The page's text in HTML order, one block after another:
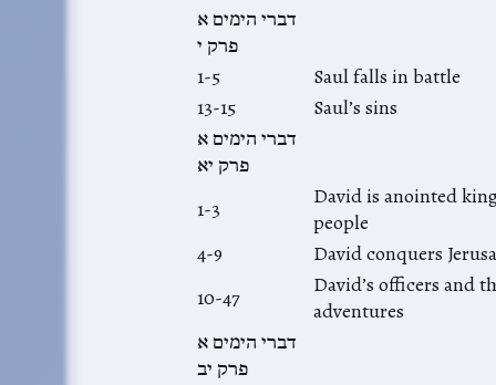
דברי הימים א
פרק י
1-5
Saul falls in battle
13-15
Saul’s sins
דברי הימים א
פרק יא
1-3
David is anointed
people
4-9
David conquers
10-47
David’s officers and
adventures
דברי הימים א
פרק יב